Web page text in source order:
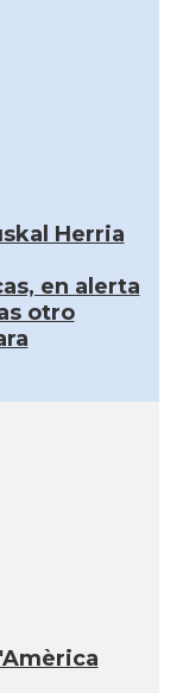
Herria
en alerta
otro